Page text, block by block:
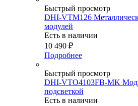
Быстрый просмотр
DHI-VTM126
модулей
Есть в наличии
10 490 ₽
Подробнее
Быстрый просмотр
DHI-VTO4103FB-MK
подсветкой
Есть в наличии